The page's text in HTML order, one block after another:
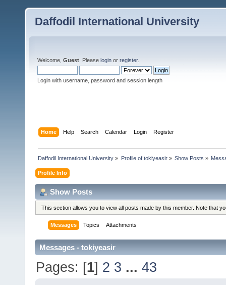
Daffodil International University
Welcome, Guest . Please login or register.
Login with username, password and session length
Home Help Search Calendar Login Register
Daffodil International University » Profile of tokiyeasir» Show Posts »
Profile Info
Show Posts
This section allows you to view all posts made by this member. Note that
Messages Topics Attachments
Messages - tokiyeasir
Pages: [1] 2 3 ...43